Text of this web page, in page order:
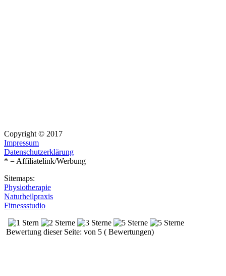
Copyright © 2017
Impressum
Datenschutzerklärung
* = Affiliatelink/Werbung
Sitemaps:
Physiotherapie
Naturheilpraxis
Fitnessstudio
Bewertung dieser Seite: von 5 ( Bewertungen)